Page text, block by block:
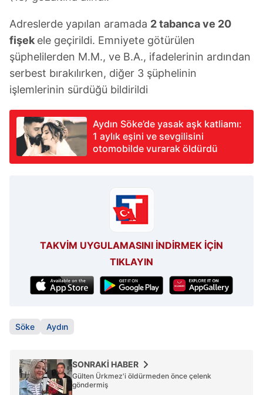
Adreslerde yapılan aramada 2 tabanca ve 20
fişek ele geçirildi. Emniyete götürülen
şüphelilerden M.M., ve B.A., ifadelerinin ardından
serbest bırakılırken, diğer 3 şüphelinin
işlemlerinin sürdüğü bildirildi
Aydın Söke’de yasak aşk katliamı:
1 aylık eşini ve sevgilisini
otomobilde vurarak öldürdü
TAKVİM UYGULAMASINI İNDİRMEK İÇİN
TIKLAYIN
Söke Aydın
SONRAKİ HABER
Gülten Ürkmez'i öldürmeden önce çelenk
göndermiş